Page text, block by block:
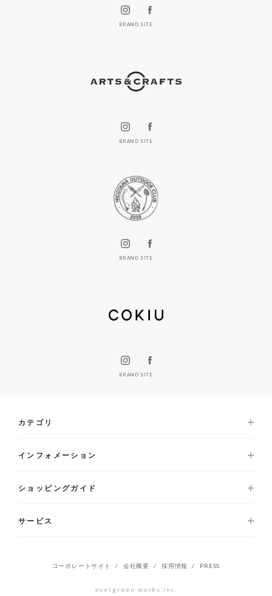
BRAND SITE
BRAND SITE
BRAND SITE
BRAND SITE
カテゴリ
インフォメーション
ショッピングガイド
サービス
コーポレートサイト 会社概要 採用情報 PRESS
evergreen works,inc.